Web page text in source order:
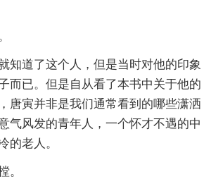
知道了这个人，但是当时对他的印象
而已。但是自从看了本书中关于他的
唐寅并非是我们通常看到的哪些潇洒
气风发的青年人，一个怀才不遇的中
的老人。
。